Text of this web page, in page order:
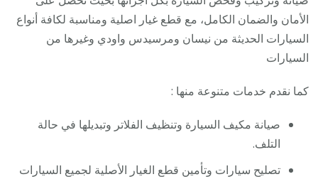
الأمان والضمان الكامل، مع قطع غيار اصلية ومناسبة لكافة أنواع
السيارات الحديثة من نيسان ومرسيدس واودي وغيرها من
السيارات
كما نقدم خدمات متنوعة منها :
صيانة مكيف السيارة وتنظيف الفلاتر وتبديلها في حالة
التلف.
تصليح سيارات وتأمين قطع الغيار الأصلية لجميع السيارات